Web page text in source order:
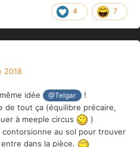
4 7
2018
idée @Telgar
!
de tout ça (équilibre précaire,
à meeple circus
)
au sol pour trouver
dans la pièce.